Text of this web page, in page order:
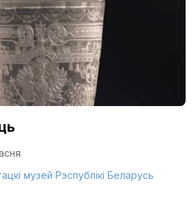
музей Рэспублікі Беларусь